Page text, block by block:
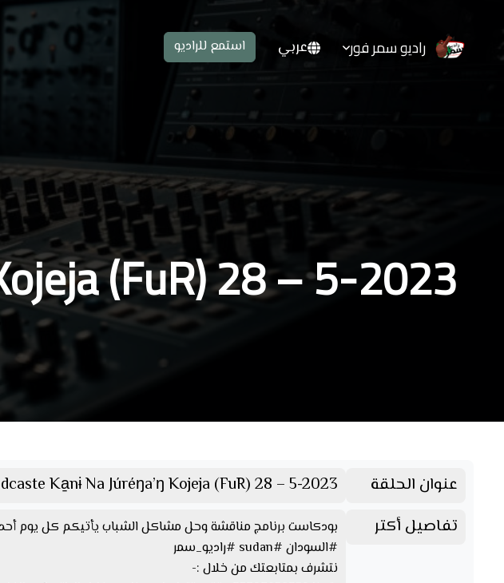
راديو سمر فور عربي استمع للراديو
(FuR) 28 – 5-2023
عنوان الحلقة
Ka̱nɨ Na Júréŋa’ŋ Kojeja (FuR) 28 – 5-2023
تفاصيل أكتر
بودكاست برنامج مناقشة وحل مشاكل الشباب يأتيكم كل يوم أحد وثلاثاء الساعة 5
#السودان #sudan #راديو_سمر
نتشرف بمتابعتك من خلال :-